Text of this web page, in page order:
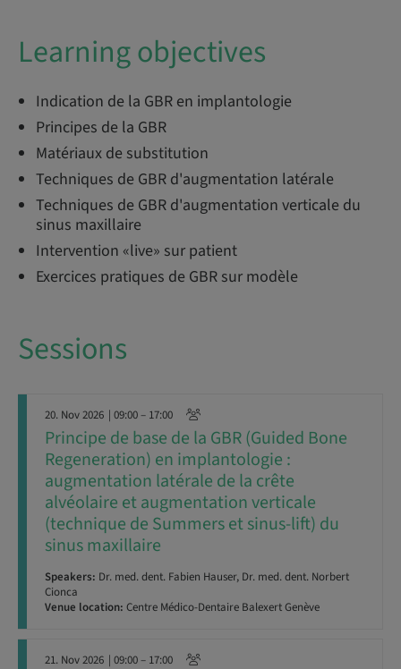
Learning objectives
Indication de la GBR en implantologie
Principes de la GBR
Matériaux de substitution
Techniques de GBR d'augmentation latérale
Techniques de GBR d'augmentation verticale du
sinus maxillaire
Intervention «live» sur patient
Exercices pratiques de GBR sur modèle
Sessions
20. Nov 2026 | 09:00 – 17:00
Principe de base de la GBR (Guided Bone
Regeneration) en implantologie :
augmentation latérale de la crête
alvéolaire et augmentation verticale
(technique de Summers et sinus-lift) du
sinus maxillaire
Speakers: Dr. med. dent. Fabien Hauser, Dr. med. dent. Norbert
Cionca
Venue location: Centre Médico-Dentaire Balexert Genève
21. Nov 2026 | 09:00 – 17:00